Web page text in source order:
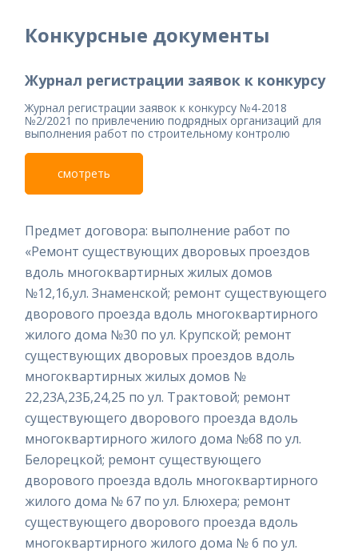
Конкурсные документы
Журнал регистрации заявок к конкурсу
Журнал регистрации заявок к конкурсу №4-2018
№2/2021 по привлечению подрядных организаций для
выполнения работ по строительному контролю
смотреть
Предмет договора: выполнение работ по
«Ремонт существующих дворовых проездов
вдоль многоквартирных жилых домов
№12,16,ул. Знаменской; ремонт существующего
дворового проезда вдоль многоквартирного
жилого дома №30 по ул. Крупской; ремонт
существующих дворовых проездов вдоль
многоквартирных жилых домов №
22,23А,23Б,24,25 по ул. Трактовой; ремонт
существующего дворового проезда вдоль
многоквартирного жилого дома №68 по ул.
Белорецкой; ремонт существующего
дворового проезда вдоль многоквартирного
жилого дома № 67 по ул. Блюхера; ремонт
существующего дворового проезда вдоль
многоквартирного жилого дома № 6 по ул.